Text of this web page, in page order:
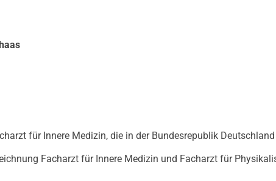
für Innere Medizin, die in der Bundesrepublik
Facharzt für Innere Medizin und Facharzt für